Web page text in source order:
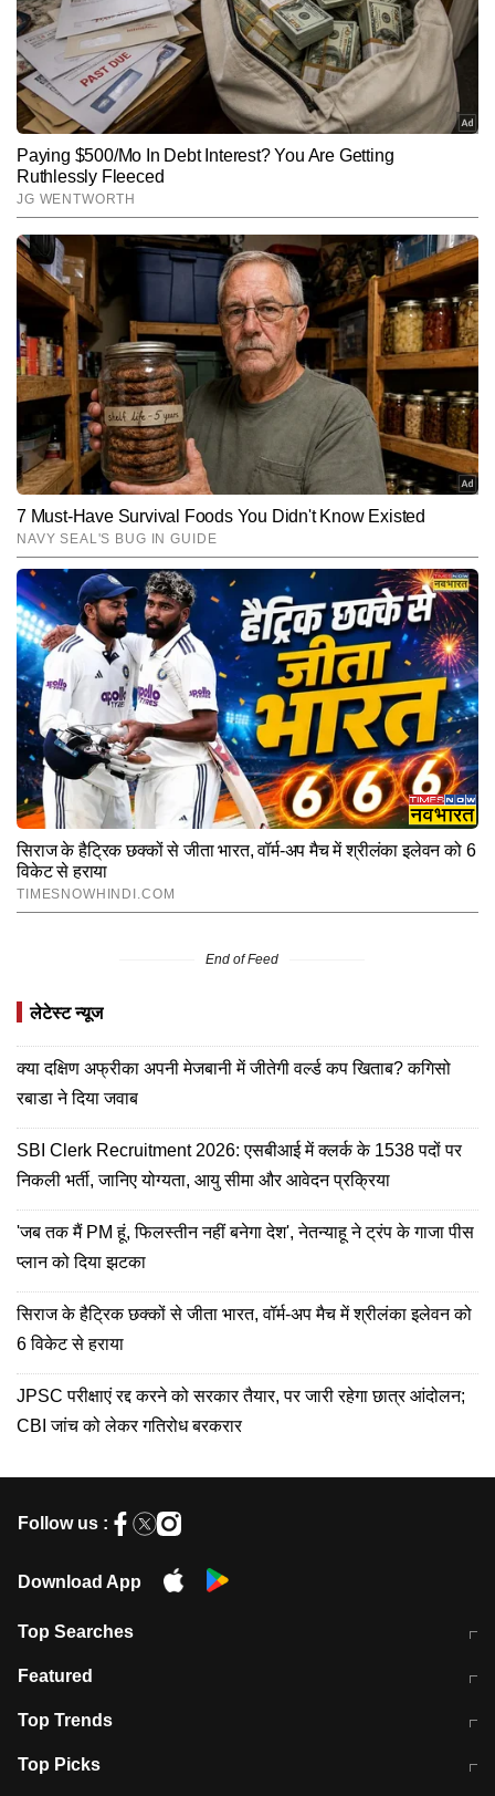
End of Feed
लेटेस्ट न्यूज
क्या दक्षिण अफ्रीका अपनी मेजबानी में जीतेगी वर्ल्ड कप खिताब? कगिसो
रबाडा ने दिया जवाब
SBI Clerk Recruitment 2026: एसबीआई में क्लर्क के 1538 पदों पर
निकली भर्ती, जानिए योग्यता, आयु सीमा और आवेदन प्रक्रिया
'जब तक मैं PM हूं, फिलस्तीन नहीं बनेगा देश', नेतन्याहू ने ट्रंप के गाजा पीस
प्लान को दिया झटका
सिराज के हैट्रिक छक्कों से जीता भारत, वॉर्म-अप मैच में श्रीलंका इलेवन को
6 विकेट से हराया
JPSC परीक्षाएं रद्द करने को सरकार तैयार, पर जारी रहेगा छात्र आंदोलन;
CBI जांच को लेकर गतिरोध बरकरार
Follow us :
Download App
Top Searches
मुंबई में लगे 'जेन जी' के पोस्टर, लिखा- 'मैं
Featured
10 अगस्त को विधानसभा का घेराव करेंगे
Top Trends
RBI का नया नियम: अब बैंकों को अपनी सभी
Top Picks